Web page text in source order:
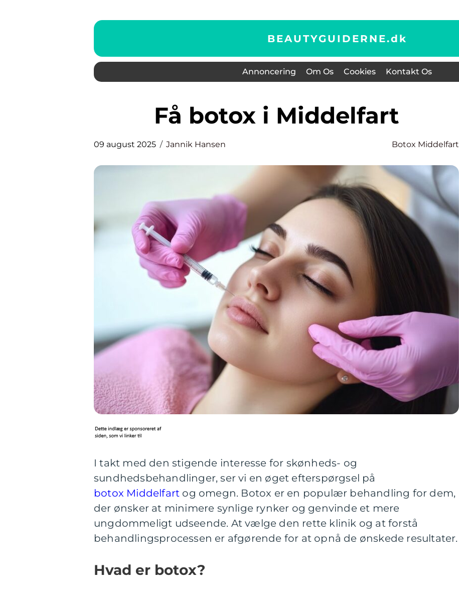
BEAUTYGUIDERNE.dk
Annoncering Om Os Cookies Kontakt Os
Få botox i Middelfart
09 august 2025 Jannik Hansen Botox Middelfart
I takt med den stigende interesse for skønheds- og
sundhedsbehandlinger, ser vi en øget efterspørgsel på
botox Middelfart og omegn. Botox er en populær behandling for dem,
der ønsker at minimere synlige rynker og genvinde et mere
ungdommeligt udseende. At vælge den rette klinik og at forstå
behandlingsprocessen er afgørende for at opnå de ønskede resultater.
Hvad er botox?